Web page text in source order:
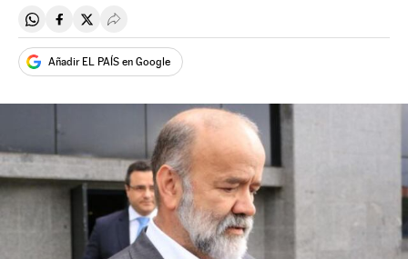
Compartir en Whatsapp
Compartir en Facebook
Compartir en Twitter
Desplegar Redes Sociales
Añadir EL PAÍS en Google